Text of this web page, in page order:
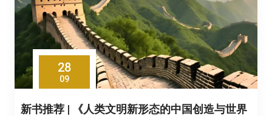
28
09
新书推荐 | 《人类文明新形态的中国创造与世界